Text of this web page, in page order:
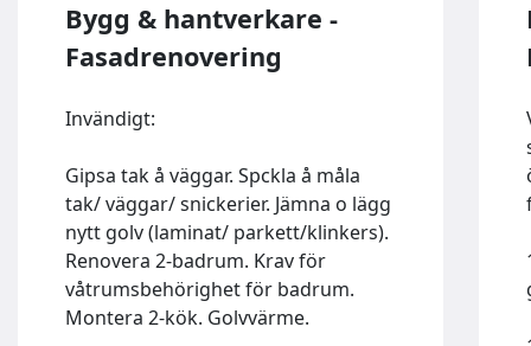
Bygg & hantverkare -
Fasadrenovering
Invändigt:
Gipsa tak å väggar. Spckla å måla
tak/ väggar/ snickerier. Jämna o lägg
nytt golv (laminat/ parkett/klinkers).
Renovera 2-badrum. Krav för
våtrumsbehörighet för badrum.
Montera 2-kök. Golvvärme.